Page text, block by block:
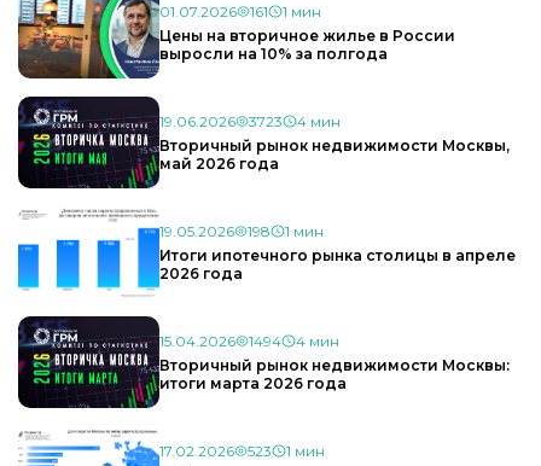
01.07.2026 161
1 мин
Цены на вторичное жилье в России
выросли на 10% за полгода
19.06.2026 3723
4 мин
Вторичный рынок недвижимости Москвы,
май 2026 года
19.05.2026 198
1 мин
Итоги ипотечного рынка столицы в апреле
2026 года
15.04.2026 1494
4 мин
Вторичный рынок недвижимости Москвы:
итоги марта 2026 года
17.02.2026 523
1 мин